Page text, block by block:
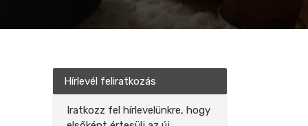
Hírlevél feliratkozás
Iratkozz fel hírlevelünkre, hogy